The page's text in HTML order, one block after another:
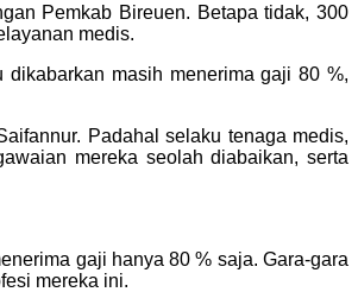
Pemkab Bireuen. Betapa tidak, 300
medis.
masih menerima gaji 80 %,
Padahal selaku tenaga medis,
mereka seolah diabaikan, serta
gaji hanya 80 % saja. Gara-gara
mereka ini.